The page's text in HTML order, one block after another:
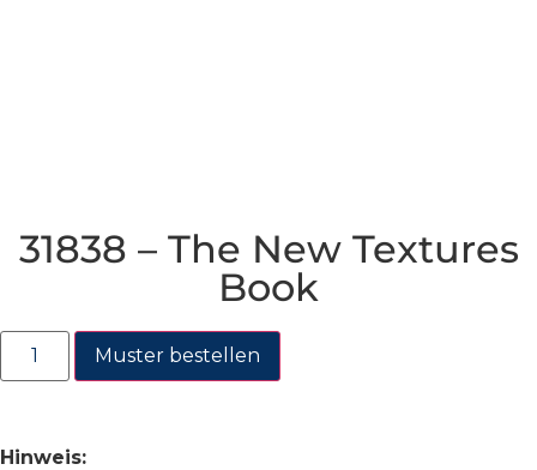
31838 – The New Textures
Book
Muster bestellen
Hinweis: